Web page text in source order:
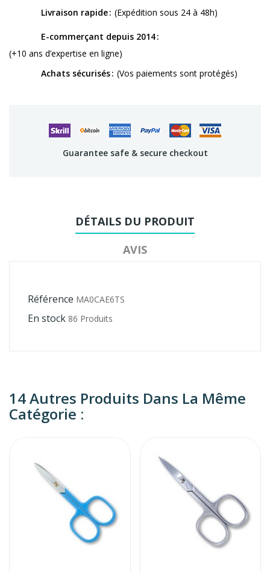
Livraison rapide (Expédition sous 24 à 48h)
E-commerçant depuis 2014
(+10 ans d’expertise en ligne)
Achats sécurisés (Vos paiements sont protégés)
Guarantee safe & secure checkout
DÉTAILS DU PRODUIT
AVIS
Référence MA0CAE6TS
En stock 86 Produits
14 Autres Produits Dans La Même
Catégorie :